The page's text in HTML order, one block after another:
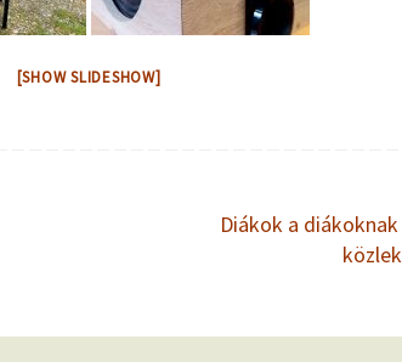
[SHOW SLIDESHOW]
Diákok a